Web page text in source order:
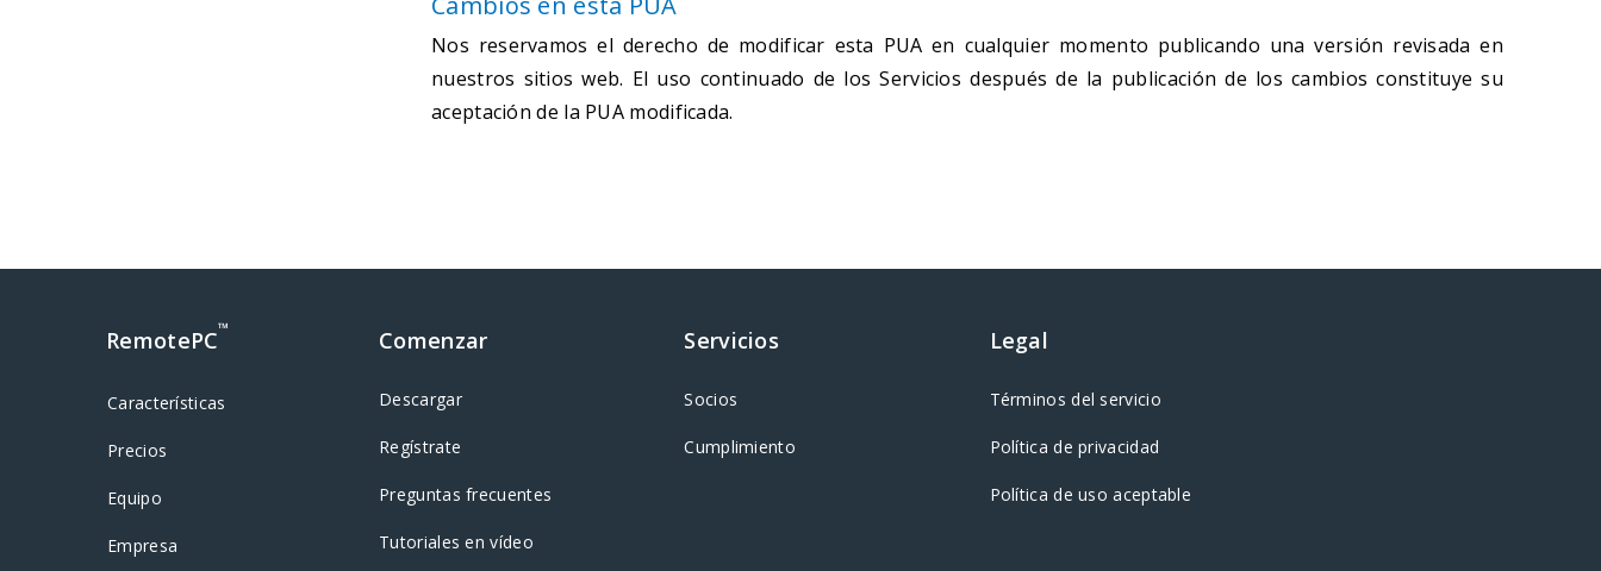
Nos reservamos el derecho de modificar esta PUA en cualquier momento publicando una versión revisada en
nuestros sitios web. El uso continuado de los Servicios después de la publicación de los cambios constituye su
aceptación de la PUA modificada.
RemotePC™
Características
Precios
Equipo
Empresa
Comenzar
Descargar
Regístrate
Preguntas frecuentes
Tutoriales en vídeo
Servicios
Socios
Cumplimiento
Legal
Términos del servicio
Política de privacidad
Política de uso aceptable